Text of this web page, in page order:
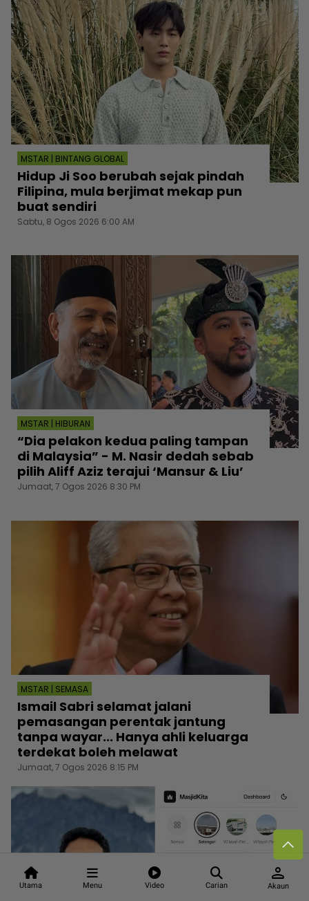
Utama Menu Video Carian
person
Akaun
MSTAR | BINTANG GLOBAL
Hidup Ji Soo berubah sejak pindah
Filipina, mula berjimat mekap pun
buat sendiri
Sabtu, 8 Ogos 2026 6:00 AM
MSTAR | HIBURAN
“Dia pelakon kedua paling tampan
di Malaysia” - M. Nasir dedah sebab
pilih Aliff Aziz terajui ‘Mansur & Liu’
Jumaat, 7 Ogos 2026 8:30 PM
MSTAR | SEMASA
Ismail Sabri selamat jalani
pemasangan perentak jantung
tanpa wayar... Hanya ahli keluarga
terdekat boleh melawat
Jumaat, 7 Ogos 2026 8:15 PM